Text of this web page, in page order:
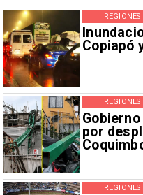
Copiapó
REGIONES
por
REGIONES
REGIONES